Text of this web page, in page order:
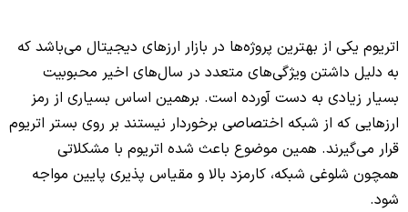
اتریوم یکی از بهترین پروژه‌ها در بازار ارزهای دیجیتال می‌باشد که
به دلیل داشتن ویژگی‌های متعدد در سال‌های اخیر محبوبیت
بسیار زیادی به دست آورده‌ است. برهمین اساس بسیاری از رمز
ارزهایی که از شبکه اختصاصی برخوردار نیستند بر روی بستر اتریوم
قرار می‌گیرند. همین موضوع باعث شده اتریوم با مشکلاتی
همچون شلوغی شبکه، کارمزد بالا و مقیاس پذیری پایین مواجه
شود.